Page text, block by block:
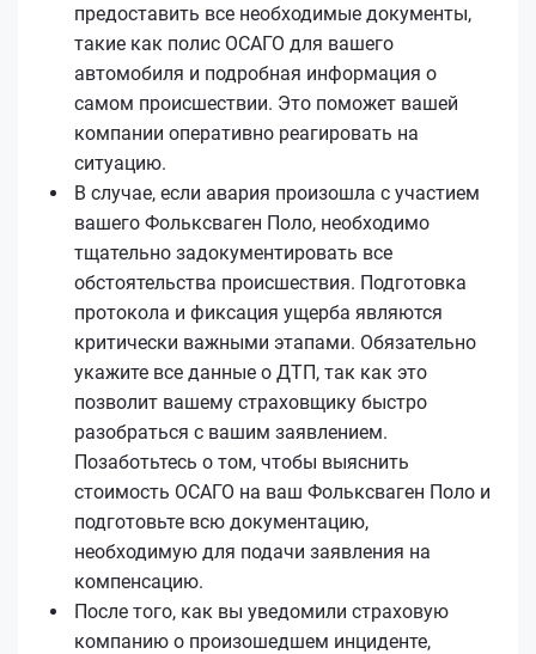
предоставить все необходимые документы,
такие как полис ОСАГО для вашего
автомобиля и подробная информация о
самом происшествии. Это поможет вашей
компании оперативно реагировать на
ситуацию.
В случае, если авария произошла с участием
вашего Фольксваген Поло, необходимо
тщательно задокументировать все
обстоятельства происшествия. Подготовка
протокола и фиксация ущерба являются
критически важными этапами. Обязательно
укажите все данные о ДТП, так как это
позволит вашему страховщику быстро
разобраться с вашим заявлением.
Позаботьтесь о том, чтобы выяснить
стоимость ОСАГО на ваш Фольксваген Поло и
подготовьте всю документацию,
необходимую для подачи заявления на
компенсацию.
После того, как вы уведомили страховую
компанию о произошедшем инциденте,